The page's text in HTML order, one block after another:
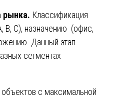
рынка. Классификация
B, C), назначению (офис,
Данный этап
сегментах
с максимальной